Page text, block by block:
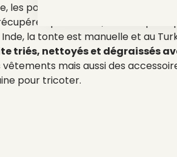
les poils de chameau sont
par animal, mais ce poids
la tonte est manuelle et au
triés, nettoyés et dégraissés
mais aussi des
pour tricoter.